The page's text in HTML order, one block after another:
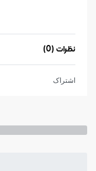
نظرات (0)
اشتراک